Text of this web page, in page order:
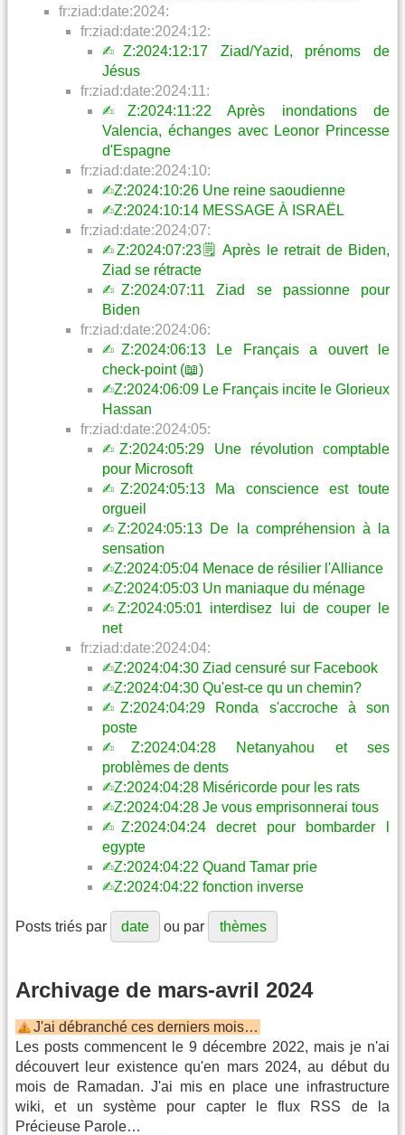
fr:ziad:date:2024:
fr:ziad:date:2024:12:
✍︎Z:2024:12:17 Ziad/Yazid, prénoms de
Jésus
fr:ziad:date:2024:11:
✍︎Z:2024:11:22 Après inondations de
Valencia, échanges avec Leonor Princesse
d'Espagne
fr:ziad:date:2024:10:
✍︎Z:2024:10:26 Une reine saoudienne
✍︎Z:2024:10:14 MESSAGE À ISRAËL
fr:ziad:date:2024:07:
✍︎Z:2024:07:23🗒 Après le retrait de Biden,
Ziad se rétracte
✍︎Z:2024:07:11 Ziad se passionne pour
Biden
fr:ziad:date:2024:06:
✍︎Z:2024:06:13 Le Français a ouvert le
check-point (📖)
✍︎Z:2024:06:09 Le Français incite le Glorieux
Hassan
fr:ziad:date:2024:05:
✍︎Z:2024:05:29 Une révolution comptable
pour Microsoft
✍︎Z:2024:05:13 Ma conscience est toute
orgueil
✍︎Z:2024:05:13 De la compréhension à la
sensation
✍︎Z:2024:05:04 Menace de résilier l'Alliance
✍︎Z:2024:05:03 Un maniaque du ménage
✍︎Z:2024:05:01 interdisez lui de couper le
net
fr:ziad:date:2024:04:
✍︎Z:2024:04:30 Ziad censuré sur Facebook
✍︎Z:2024:04:30 Qu'est-ce qu un chemin?
✍︎Z:2024:04:29 Ronda s'accroche à son
poste
✍︎Z:2024:04:28 Netanyahou et ses
problèmes de dents
✍︎Z:2024:04:28 Miséricorde pour les rats
✍︎Z:2024:04:28 Je vous emprisonnerai tous
✍︎Z:2024:04:24 decret pour bombarder l
egypte
✍︎Z:2024:04:22 Quand Tamar prie
✍︎Z:2024:04:22 fonction inverse
Posts triés par date ou par thèmes
Archivage de mars-avril 2024
J'ai débranché ces derniers mois…
Les posts commencent le 9 décembre 2022, mais je n'ai
découvert leur existence qu'en mars 2024, au début du
mois de Ramadan. J'ai mis en place une infrastructure
wiki, et un système pour capter le flux RSS de la
Précieuse Parole…